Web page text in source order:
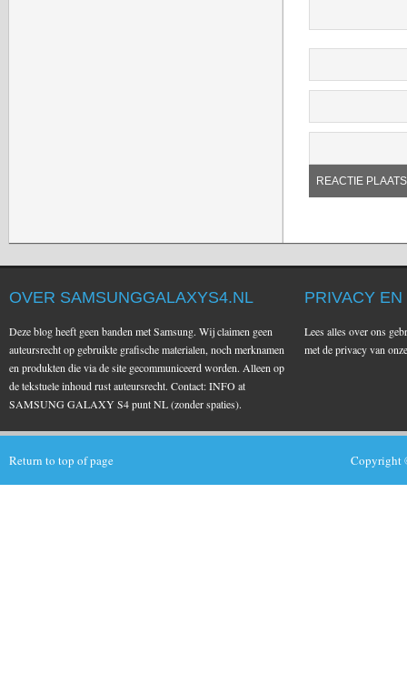
OVER SAMSUNGGALAXYS4.NL
Deze blog heeft geen banden met Samsung. Wij claimen geen
auteursrecht op gebruikte grafische materialen, noch merknamen
en produkten die via de site gecommuniceerd worden. Alleen op
de tekstuele inhoud rust auteursrecht. Contact: INFO at
SAMSUNG GALAXY S4 punt NL (zonder spaties).
PRIVACY
Lees alles over ons
met de privacy van
Return to top of page Copyright